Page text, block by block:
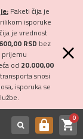
Paketi čija je
isporuke
je vrednost
600,00 RSD bez
prijemu
od 20.000,00
snosi
isporuka se
https shopping_cart0